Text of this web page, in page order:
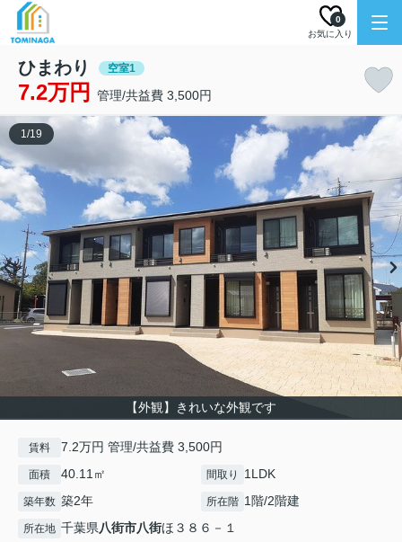
お気に入り
0
ひまわり 空室1
7.2万円 管理/共益費 3,500円
【外観】きれいな外観です
1/19
賃料 7.2万円 管理/共益費 3,500円
面積 40.11㎡ 間取り 1LDK
築年数 築2年 所在階 1階/2階建
所在地 千葉県八街市八街ほ３８６－１